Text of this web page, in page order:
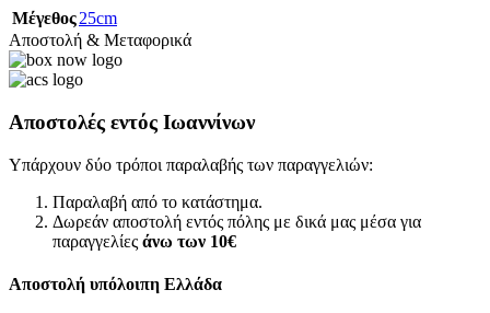
Μέγεθος25cm
Αποστολή & Μεταφορικά
Αποστολές εντός Ιωαννίνων
Υπάρχουν δύο τρόποι παραλαβής των παραγγελιών:
Παραλαβή από το κατάστημα.
Δωρεάν αποστολή εντός πόλης με δικά μας μέσα για
παραγγελίες άνω των 10€
Αποστολή υπόλοιπη Ελλάδα